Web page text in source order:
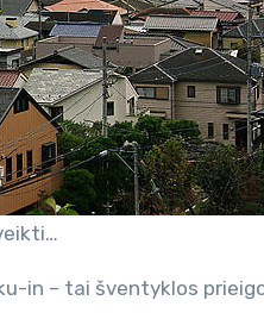
in – tai šventyklos